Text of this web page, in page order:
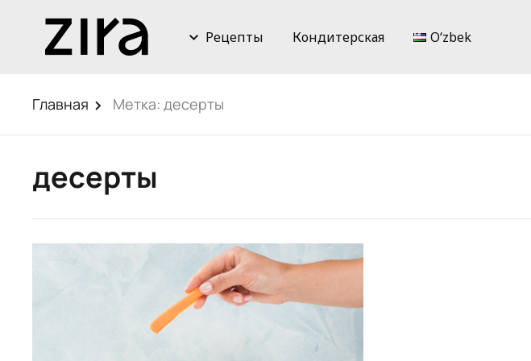
Рецепты Кондитерская Oʻzbek
Главная Метка: десерты
десерты